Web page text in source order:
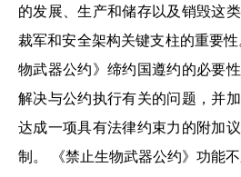
的发展、生产和储存以及销毁这
裁军和安全架构关键支柱的重要
物武器公约》缔约国遵约的必要
解决与公约执行有关的问题，并
达成一项具有法律约束力的附加
制。 《禁止生物武器公约》功能